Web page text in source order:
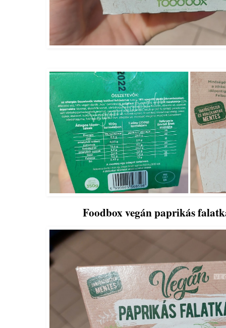
Foodbox vegán paprikás